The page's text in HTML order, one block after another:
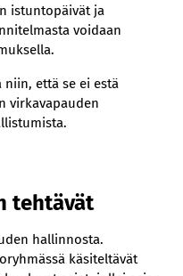
istuntopäivät ja
voidaan
että se ei estä
virkavapauden
tehtävät
hallinnosta.
käsiteltävät